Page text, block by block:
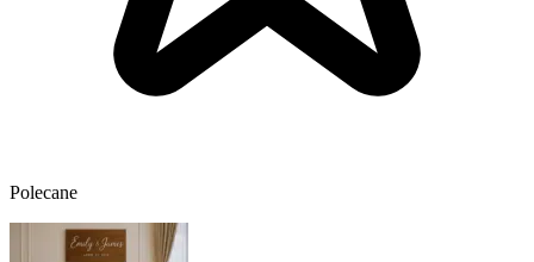
Polecane